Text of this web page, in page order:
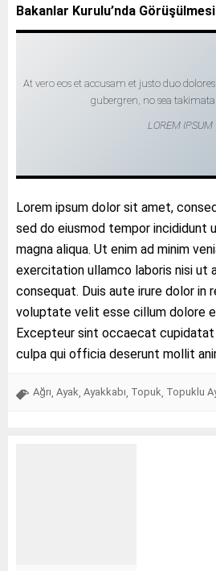
Bakanlar Kurulu’nda
At vero eos et accusam et justo duo
gubergren, no sea takimata
LOREM IPSUM
Lorem ipsum dolor sit amet,
sed do eiusmod tempor incididunt
magna aliqua. Ut enim ad minim
exercitation ullamco laboris nisi ut
consequat. Duis aute irure dolor in
voluptate velit esse cillum dolore
Excepteur sint occaecat cupidatat
culpa qui officia deserunt mollit
Ağrı Ayak Ayakkabı Topuk Topuklu